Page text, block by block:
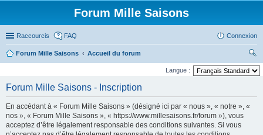
Forum Mille Saisons
Raccourcis FAQ Connexion
Forum Mille Saisons
Accueil du forum
ec
ch
Langue :
Forum Mille Saisons - Inscription
En accédant à « Forum Mille Saisons » (désigné ici par « nous », « notre », «
nos », « Forum Mille Saisons », « https://www.millesaisons.fr/forum »), vous
acceptez d’être légalement responsable des conditions suivantes. Si vous